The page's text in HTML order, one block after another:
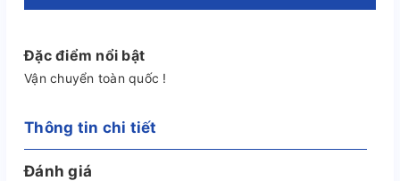
Đặc điểm nổi bật
Vận chuyển toàn quốc !
Thông tin chi tiết
Đánh giá